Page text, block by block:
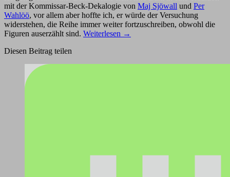
mit der Kommissar-Beck-Dekalogie von Maj Sjöwall und Per
Wahlöö, vor allem aber hoffte ich, er würde der Versuchung
widerstehen, die Reihe immer weiter fortzuschreiben, obwohl die
Figuren auserzählt sind. Weiterlesen →
Diesen Beitrag teilen